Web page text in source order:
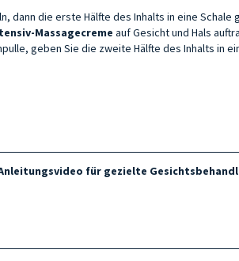
dann die erste Hälfte des Inhalts in eine
Massagecreme auf Gesicht und Hals
geben Sie die zweite Hälfte des Inhalts in
für gezielte